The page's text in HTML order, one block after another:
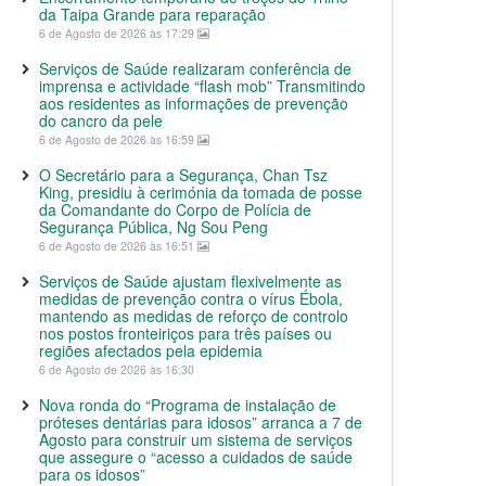
da Taipa Grande para reparação
6 de Agosto de 2026 às 17:29
Serviços de Saúde realizaram conferência de
imprensa e actividade “flash mob” Transmitindo
aos residentes as informações de prevenção
do cancro da pele
6 de Agosto de 2026 às 16:59
O Secretário para a Segurança, Chan Tsz
King, presidiu à cerimónia da tomada de posse
da Comandante do Corpo de Polícia de
Segurança Pública, Ng Sou Peng
6 de Agosto de 2026 às 16:51
Serviços de Saúde ajustam flexivelmente as
medidas de prevenção contra o vírus Ébola,
mantendo as medidas de reforço de controlo
nos postos fronteiriços para três países ou
regiões afectados pela epidemia
6 de Agosto de 2026 às 16:30
Nova ronda do “Programa de instalação de
próteses dentárias para idosos” arranca a 7 de
Agosto para construir um sistema de serviços
que assegure o “acesso a cuidados de saúde
para os idosos”